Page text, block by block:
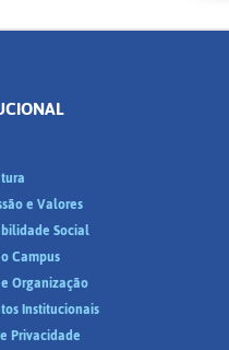
e Valores
Social
Campus
Organização
Institucionais
Privacidade